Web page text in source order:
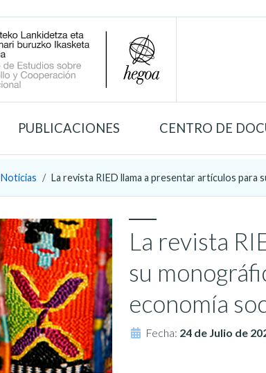
PUBLICACIONES CENTRO DE
Noticias La revista RIED llama a presentar artículos
La revista
su
economía
Fecha: 24 de Julio de